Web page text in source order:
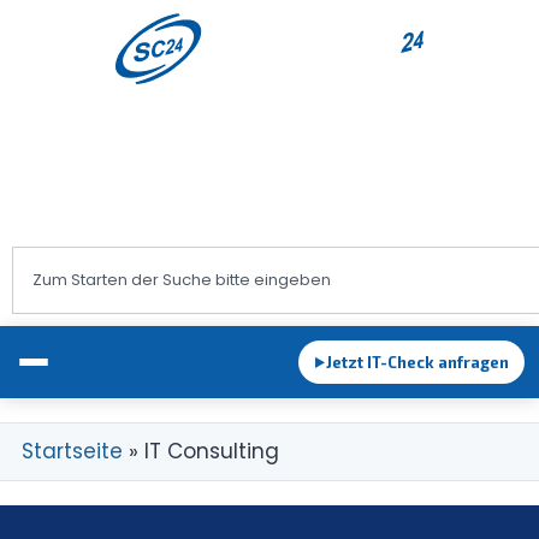
EDV-Betreuung
►Jetzt IT-Check anfragen
Startseite » IT Consulting